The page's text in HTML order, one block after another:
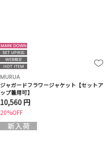
MURUA
ジャガードフラワージャケット【セットア
ップ着用可】
10,560 円
20%OFF